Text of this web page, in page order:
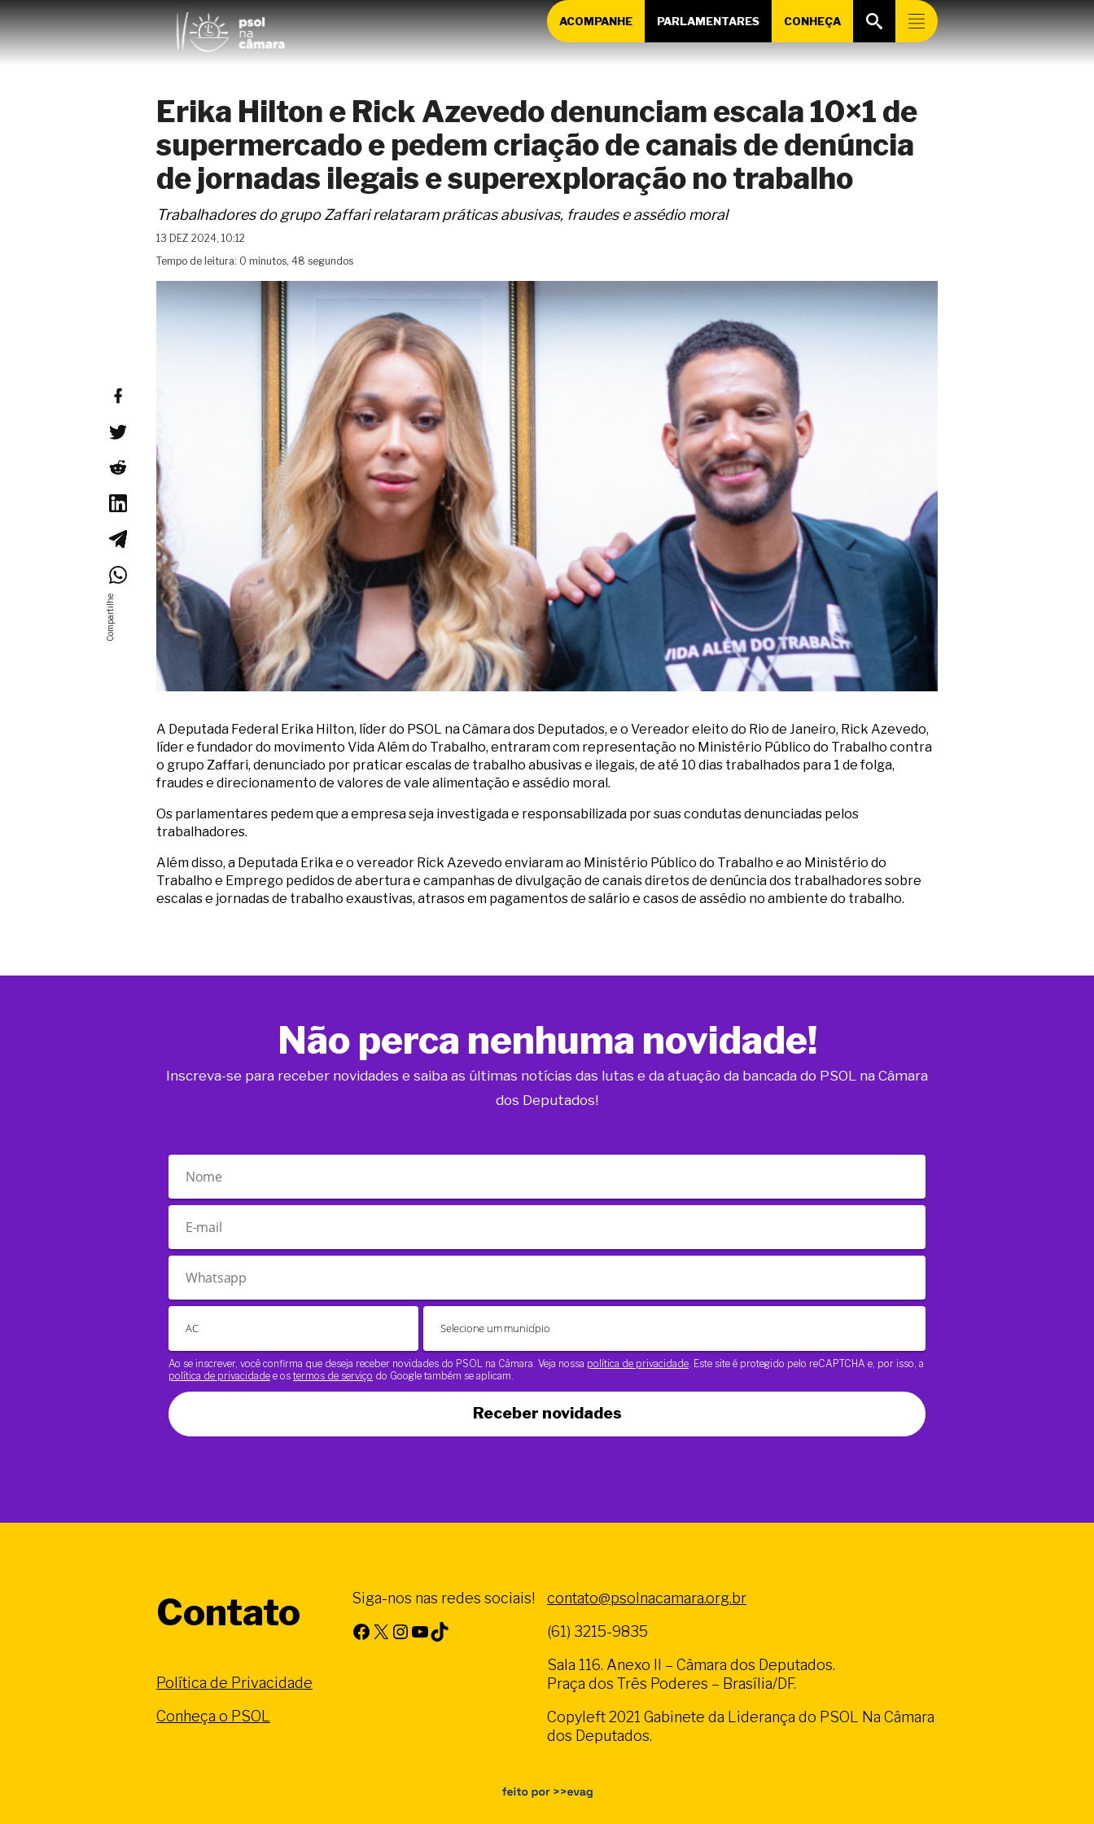
ACOMPANHE PARLAMENTARES CONHEÇA
Erika Hilton e Rick Azevedo denunciam escala 10×1 de
supermercado e pedem criação de canais de denúncia
de jornadas ilegais e superexploração no trabalho
Trabalhadores do grupo Zaffari relataram práticas abusivas, fraudes e assédio moral
13 DEZ 2024, 10:12
Tempo de leitura: 0 minutos, 48 segundos
A Deputada Federal Erika Hilton, líder do PSOL na Câmara dos Deputados, e o Vereador eleito do Rio de Janeiro, Rick Azevedo,
líder e fundador do movimento Vida Além do Trabalho, entraram com representação no Ministério Público do Trabalho contra
o grupo Zaffari, denunciado por praticar escalas de trabalho abusivas e ilegais, de até 10 dias trabalhados para 1 de folga,
fraudes e direcionamento de valores de vale alimentação e assédio moral.
Os parlamentares pedem que a empresa seja investigada e responsabilizada por suas condutas denunciadas pelos
trabalhadores.
Além disso, a Deputada Erika e o vereador Rick Azevedo enviaram ao Ministério Público do Trabalho e ao Ministério do
Trabalho e Emprego pedidos de abertura e campanhas de divulgação de canais diretos de denúncia dos trabalhadores sobre
escalas e jornadas de trabalho exaustivas, atrasos em pagamentos de salário e casos de assédio no ambiente do trabalho.
Não perca nenhuma novidade!
Inscreva-se para receber novidades e saiba as últimas notícias das lutas e da atuação da bancada do PSOL na Câmara
dos Deputados!
Ao se inscrever, você confirma que deseja receber novidades do PSOL na Câmara. Veja nossa política de privacidade . Este site é protegido pelo reCAPTCHA e, por isso, a
política de privacidade e os termos de serviço do Google também se aplicam.
Receber novidades
Contato
Política de Privacidade
Conheça o PSOL
Siga-nos nas redes sociais!
Facebook X Instagram Youtube TikTok
contato@psolnacamara.org.br
(61) 3215-9835
Sala 116. Anexo II – Câmara dos Deputados.
Praça dos Três Poderes – Brasília/DF.
Copyleft 2021 Gabinete da Liderança do PSOL Na Câmara
dos Deputados.